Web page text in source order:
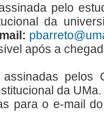
pelo
da
após a
pelos
da UMa.
para o e-mail